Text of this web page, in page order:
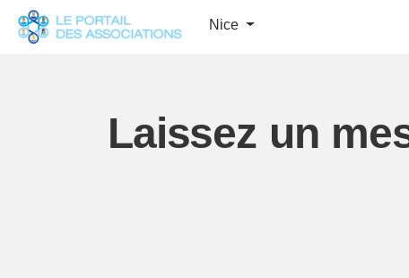
Nice
Laissez un
Panneau de gestion des cookies